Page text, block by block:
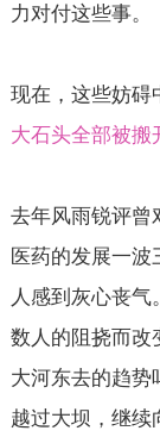
力对付这些事。
现在，这些妨碍
大石头全部被搬
去年风雨锐评曾
医药的发展一
人感到灰心丧
数人的阻挠而改
大河东去的趋势
越过大坝，继续